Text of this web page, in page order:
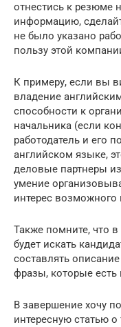
отнестись к резюме
информацию,
не было указано
пользу этой
К примеру, если вы
владение
способности к
начальника (если
работодатель и его
английском языке,
деловые партнеры из
умение
интерес возможного
Также помните, что
будет искать
составлять
фразы, которые есть
В завершение хочу
интересную статью